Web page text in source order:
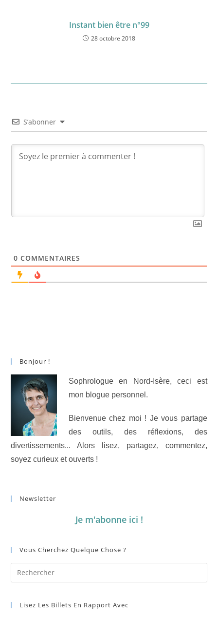
Instant bien être n°99
28 octobre 2018
S’abonner
0 COMMENTAIRES
Bonjour !
Sophrologue en Nord-Isère, ceci est
mon blogue personnel.
Bienvenue chez moi ! Je vous partage
des outils, des réflexions, des
divertissements... Alors lisez, partagez, commentez,
soyez curieux et ouverts !
Newsletter
Je m'abonne ici !
Vous Cherchez Quelque Chose ?
Lisez Les Billets En Rapport Avec